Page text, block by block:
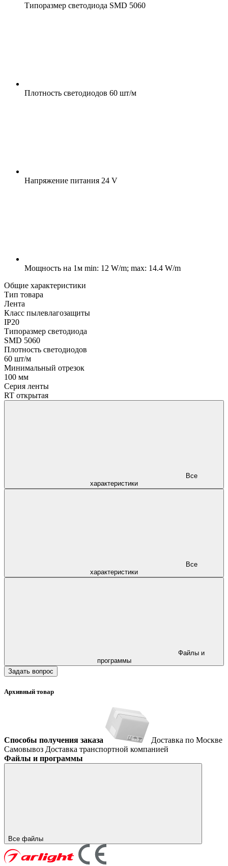
Типоразмер светодиода SMD 5060
Плотность светодиодов 60 шт/м
Напряжение питания 24 V
Мощность на 1м min: 12 W/m; max: 14.4 W/m
Общие характеристики
Тип товара
Лента
Класс пылевлагозащиты
IP20
Типоразмер светодиода
SMD 5060
Плотность светодиодов
60 шт/м
Минимальный отрезок
100 мм
Серия ленты
RT открытая
характеристики
характеристики
программы
Задать вопрос
Архивный товар
Способы получения заказа
Доставка по Москве
Самовывоз Доставка транспортной компанией
Файлы и программы
Все файлы